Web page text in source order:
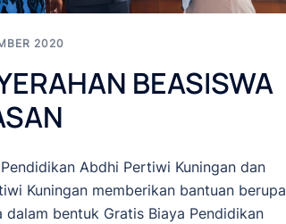
2020
BEASISWA
Abdhi Pertiwi Kuningan dan
Kuningan memberikan bantuan berupa
dalam bentuk Gratis Biaya Pendidikan